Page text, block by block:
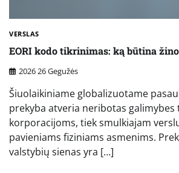
VERSLAS
EORI kodo tikrinimas: ką būtina
2026 26 Gegužės
Šiuolaikiniame globalizuotame
prekyba atveria neribotas galimybes
korporacijoms, tiek smulkiajam
pavieniams fiziniams asmenims.
valstybių sienas yra […]